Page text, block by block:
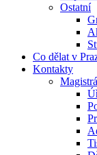
Ostatní
Co dělat v
Kontakty